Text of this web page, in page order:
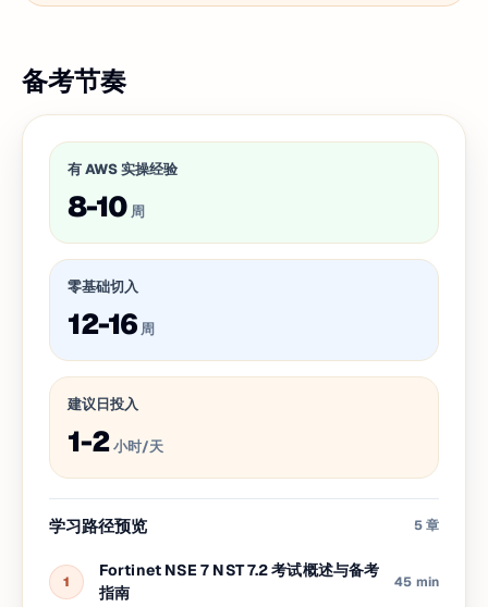
备考节奏
有 AWS 实操经验
8-10 周
零基础切入
12-16 周
建议日投入
1-2小时/天
学习路径预览 5 章
1
Fortinet NSE 7 NST 7.2 考试概述与备考
指南
45 min